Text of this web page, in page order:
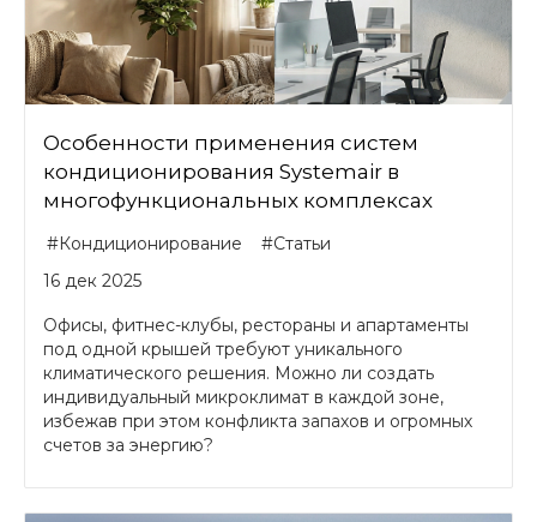
Особенности применения систем
кондиционирования Systemair в
многофункциональных комплексах
#Кондиционирование
#Статьи
16 дек 2025
Офисы, фитнес-клубы, рестораны и апартаменты
под одной крышей требуют уникального
климатического решения. Можно ли создать
индивидуальный микроклимат в каждой зоне,
избежав при этом конфликта запахов и огромных
счетов за энергию?